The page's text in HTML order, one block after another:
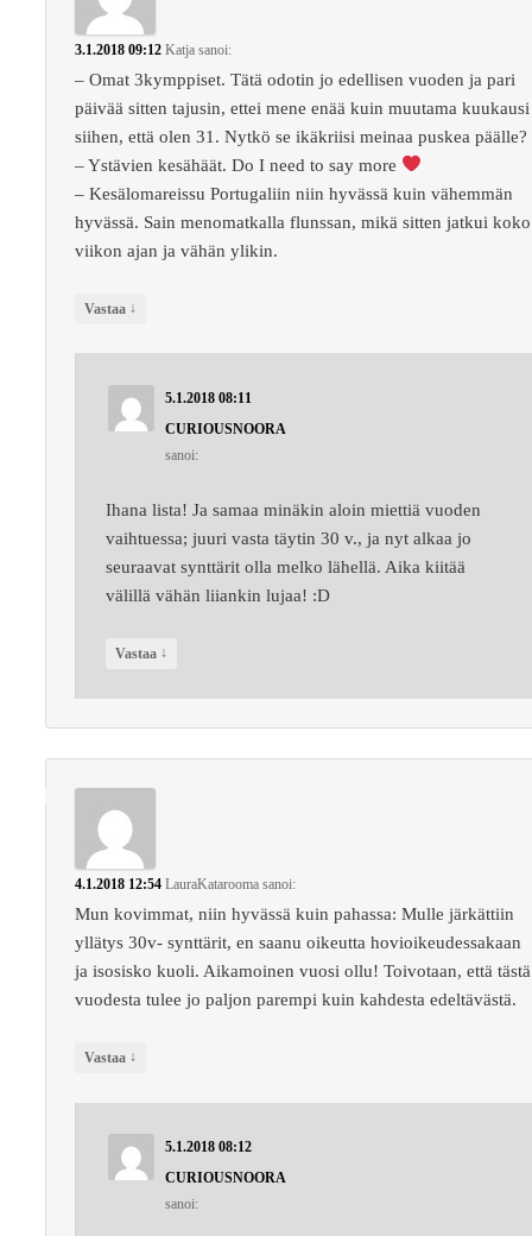
3.1.2018 09:12 Katja sanoi:
– Omat 3kymppiset. Tätä odotin jo edellisen vuoden ja pari
päivää sitten tajusin, ettei mene enää kuin muutama kuukausi
siihen, että olen 31. Nytkö se ikäkriisi meinaa puskea päälle?
– Ystävien kesähäät. Do I need to say more
– Kesälomareissu Portugaliin niin hyvässä kuin vähemmän
hyvässä. Sain menomatkalla flunssan, mikä sitten jatkui koko
viikon ajan ja vähän ylikin.
Vastaa ↓
5.1.2018 08:11
CURIOUSNOORA
sanoi:
Ihana lista! Ja samaa minäkin aloin miettiä vuoden
vaihtuessa; juuri vasta täytin 30 v., ja nyt alkaa jo
seuraavat synttärit olla melko lähellä. Aika kiitää
välillä vähän liiankin lujaa! :D
Vastaa ↓
4.1.2018 12:54 LauraKatarooma sanoi:
Mun kovimmat, niin hyvässä kuin pahassa: Mulle järkättiin
yllätys 30v- synttärit, en saanu oikeutta hovioikeudessakaan
ja isosisko kuoli. Aikamoinen vuosi ollu! Toivotaan, että tästä
vuodesta tulee jo paljon parempi kuin kahdesta edeltävästä.
Vastaa ↓
5.1.2018 08:12
CURIOUSNOORA
sanoi: